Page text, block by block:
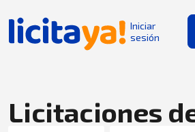
Iniciar
sesión
Licitaciones